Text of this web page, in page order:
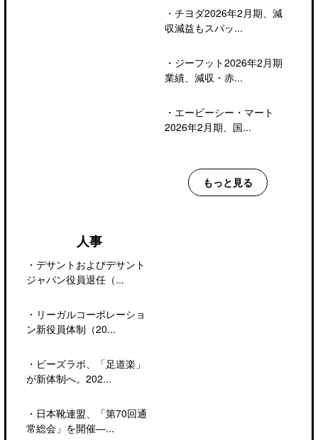
・ チヨダ2026年2月期、減
収減益もスパッ...
・ ジーフット2026年2月期
業績、減収・赤...
・ エービーシー・マート
2026年2月期、国...
もっと見る
人事
・ デサントおよびデサント
ジャパン役員退任（...
・ リーガルコーポレーショ
ン新役員体制（20...
・ ビーズラボ、「足道楽」
が新体制へ。202...
・ 日本靴連盟、「第70回通
常総会」を開催―...